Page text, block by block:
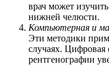
врач может
нижней челюсти.
Компьютерная и
Эти методики
случаях. Цифровая
рентгенографии